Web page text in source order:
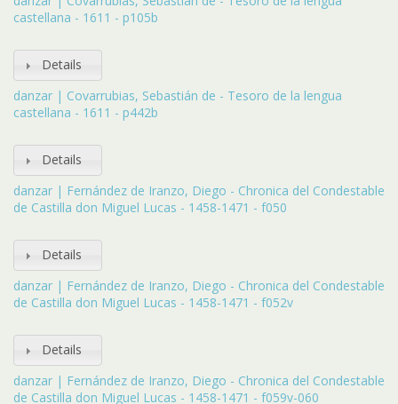
castellana - 1611 - p105b
Details
danzar | Covarrubias, Sebastián de - Tesoro de la lengua
castellana - 1611 - p442b
Details
danzar | Fernández de Iranzo, Diego - Chronica del Condestable
de Castilla don Miguel Lucas - 1458-1471 - f050
Details
danzar | Fernández de Iranzo, Diego - Chronica del Condestable
de Castilla don Miguel Lucas - 1458-1471 - f052v
Details
danzar | Fernández de Iranzo, Diego - Chronica del Condestable
de Castilla don Miguel Lucas - 1458-1471 - f059v-060